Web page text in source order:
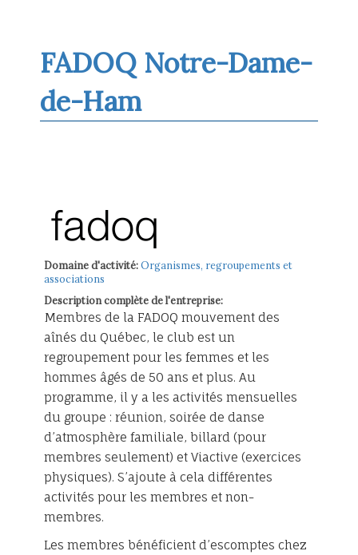
FADOQ Notre-Dame-
de-Ham
Domaine d'activité:Organismes, regroupements et
associations
Description complète de l'entreprise:
Membres de la FADOQ mouvement des
aînés du Québec, le club est un
regroupement pour les femmes et les
hommes âgés de 50 ans et plus. Au
programme, il y a les activités mensuelles
du groupe : réunion, soirée de danse
d’atmosphère familiale, billard (pour
membres seulement) et Viactive (exercices
physiques). S’ajoute à cela différentes
activités pour les membres et non-
membres.
Les membres bénéficient d’escomptes chez